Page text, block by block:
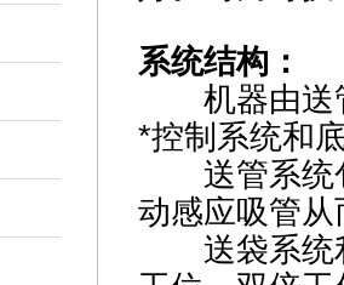
系统结构：
机器由送管
*控制系统和
送管系统包
动感应吸管
送袋系统利